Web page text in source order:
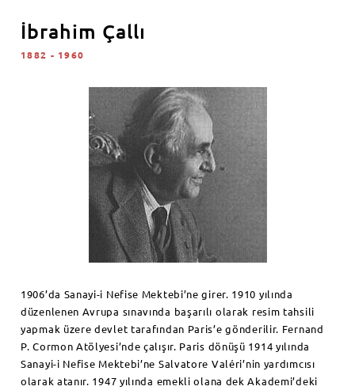
İbrahim Çallı
1882 - 1960
1906’da Sanayi-i Nefise Mektebi’ne girer. 1910 yılında
düzenlenen Avrupa sınavında başarılı olarak resim tahsili
yapmak üzere devlet tarafından Paris’e gönderilir. Fernand
P. Cormon Atölyesi’nde çalışır. Paris dönüşü 1914 yılında
Sanayi-i Nefise Mektebi’ne Salvatore Valéri’nin yardımcısı
olarak atanır. 1947 yılında emekli olana dek Akademi’deki